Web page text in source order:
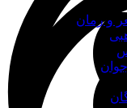
و رمان